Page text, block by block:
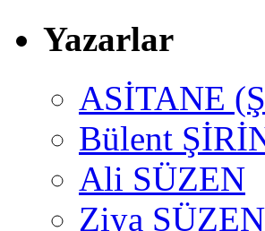
Yazarlar
ASİTANE
Bülent
Ali SÜZEN
Ziya SÜZEN